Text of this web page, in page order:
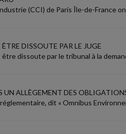
(CCI) de Paris Île-de-France
DISSOUTE PAR LE JUGE
dissoute par le tribunal à la
ALLÈGEMENT DES
dit « Omnibus